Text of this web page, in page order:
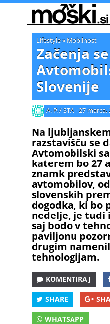
Lifestyle» Mobilnost
Začenja se
Slovenije
A. P. / STA 27 marca,
Na
razstavišču se
Avtomobilski
katerem bo 27
znamk
avtomobilov,
slovenskih
dogodka, ki bo
nedelje, je tudi
saj bodo v
paviljonu
drugim
tehnologijam.
KOMENTIRAJ
SHARE
WHATSAPP